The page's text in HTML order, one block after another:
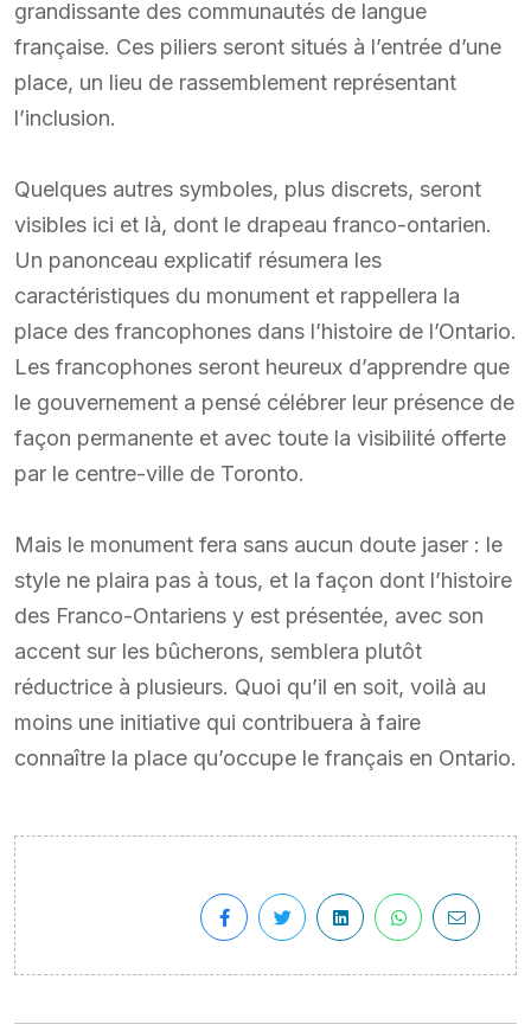
grandissante des communautés de langue
française. Ces piliers seront situés à l’entrée d’une
place, un lieu de rassemblement représentant
l’inclusion.
Quelques autres symboles, plus discrets, seront
visibles ici et là, dont le drapeau franco-ontarien.
Un panonceau explicatif résumera les
caractéristiques du monument et rappellera la
place des francophones dans l’histoire de l’Ontario.
Les francophones seront heureux d’apprendre que
le gouvernement a pensé célébrer leur présence de
façon permanente et avec toute la visibilité offerte
par le centre-ville de Toronto.
Mais le monument fera sans aucun doute jaser : le
style ne plaira pas à tous, et la façon dont l’histoire
des Franco-Ontariens y est présentée, avec son
accent sur les bûcherons, semblera plutôt
réductrice à plusieurs. Quoi qu’il en soit, voilà au
moins une initiative qui contribuera à faire
connaître la place qu’occupe le français en Ontario.